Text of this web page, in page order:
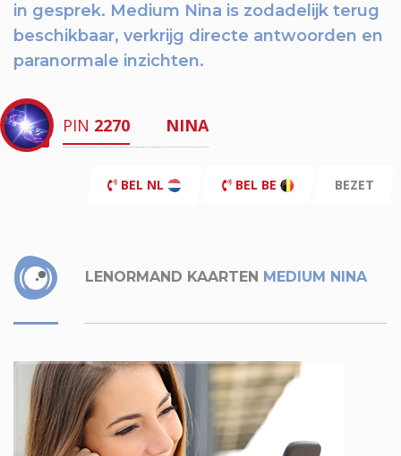
in gesprek. Medium Nina is zodadelijk terug
beschikbaar, verkrijg directe antwoorden en
paranormale inzichten.
PIN 2270 NINA
BEL NL BEL BE BEZET
LENORMAND KAARTEN MEDIUM NINA